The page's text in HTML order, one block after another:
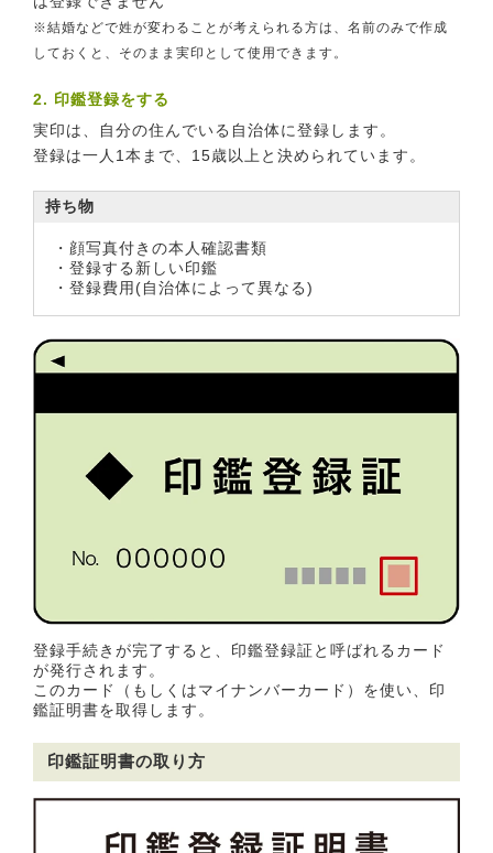
※結婚などで姓が変わることが考えられる方は、名前のみで作成
しておくと、そのまま実印として使用できます。
2. 印鑑登録をする
実印は、自分の住んでいる自治体に登録します。
登録は一人1本まで、15歳以上と決められています。
持ち物
・顔写真付きの本人確認書類
・登録する新しい印鑑
・登録費用(自治体によって異なる)
登録手続きが完了すると、印鑑登録証と呼ばれるカード
が発行されます。
このカード（もしくはマイナンバーカード）を使い、印
鑑証明書を取得します。
印鑑証明書の取り方